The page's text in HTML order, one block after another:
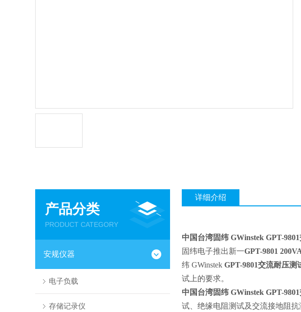
产品分类
PRODUCT CATEGORY
安规仪器
电子负载
存储记录仪
详细介绍
中国台湾固纬 GWinstek GPT-9801
固纬电子推出新一GPT-9801
纬 GWinstek GPT-9801交流耐压测
试上的要求。
中国台湾固纬 GWinstek GPT-9801
试、绝缘电阻测试及交流接地阻抗